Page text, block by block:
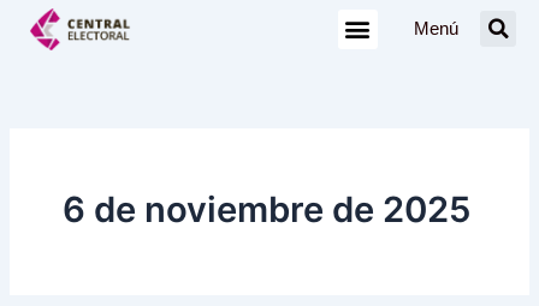
Menú
6 de noviembre de 2025